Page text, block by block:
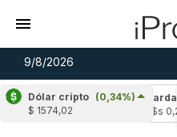
9/8/2026
Dólar cripto (0,34%)
$ 1574,02
(-0,38%)
Cardano
u$s 0,20